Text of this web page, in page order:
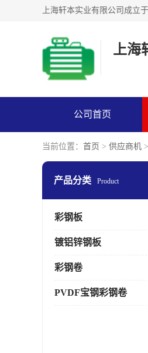
上海
公司首页
当前位置： 首页 > 供应商机 >
产品分类 Product
彩钢板
镀铝锌钢板
彩钢卷
PVDF宝钢彩钢卷